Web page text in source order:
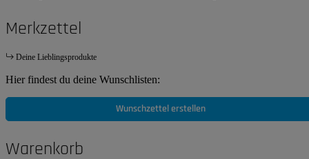
Merkzettel
Deine Lieblingsprodukte
Hier findest du deine Wunschlisten:
Wunschzettel erstellen
Warenkorb